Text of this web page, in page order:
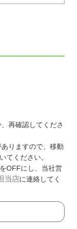
再確認してくださ
りますので、移動
てください。
OFFにし、当社営
当店に連絡してく